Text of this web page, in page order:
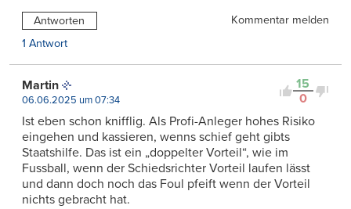
Antworten
Kommentar melden
1 Antwort
15
0
Martin
06.06.2025 um 07:34
Ist eben schon knifflig. Als Profi-Anleger hohes Risiko
eingehen und kassieren, wenns schief geht gibts
Staatshilfe. Das ist ein „doppelter Vorteil“, wie im
Fussball, wenn der Schiedsrichter Vorteil laufen lässt
und dann doch noch das Foul pfeift wenn der Vorteil
nichts gebracht hat.